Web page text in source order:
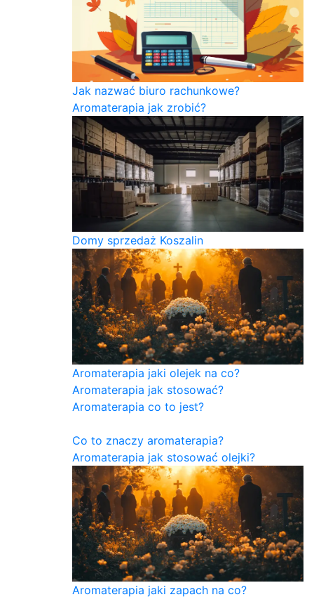
Jak nazwać biuro rachunkowe?
Aromaterapia jak zrobić?
Domy sprzedaż Koszalin
Aromaterapia jaki olejek na co?
Aromaterapia jak stosować?
Aromaterapia co to jest?
Co to znaczy aromaterapia?
Aromaterapia jak stosować olejki?
Aromaterapia jaki zapach na co?